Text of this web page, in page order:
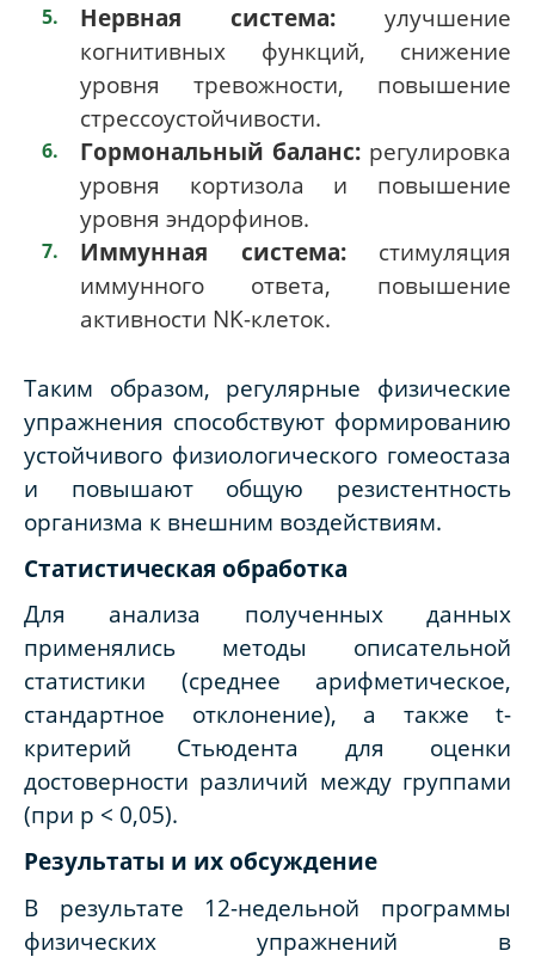
Нервная система: улучшение
когнитивных функций, снижение
уровня тревожности, повышение
стрессоустойчивости.
Гормональный баланс: регулировка
уровня кортизола и повышение
уровня эндорфинов.
Иммунная система:стимуляция
иммунного ответа, повышение
активности NK-клеток.
Таким образом, регулярные физические
упражнения способствуют формированию
устойчивого физиологического гомеостаза
и повышают общую резистентность
организма к внешним воздействиям.
Статистическая обработка
Для анализа полученных данных
применялись методы описательной
статистики (среднее арифметическое,
стандартное отклонение), а также t-
критерий Стьюдента для оценки
достоверности различий между группами
(при p < 0,05).
Результаты и их обсуждение
В результате 12-недельной программы
физических упражнений в